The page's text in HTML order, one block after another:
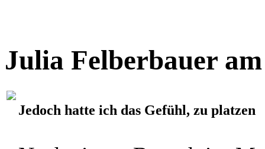
Julia Felberbauer
Jedoch hatte ich das Gefühl, zu platzen